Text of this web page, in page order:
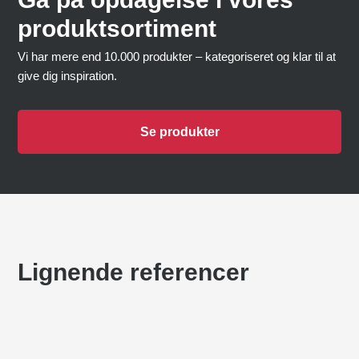
produktsortiment
Vi har mere end 10.000 produkter – kategoriseret og klar til at
give dig inspiration.
Se produkter
Lignende referencer
LANGELINIE SKOLOR